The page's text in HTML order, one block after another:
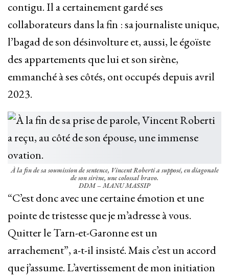
contigu. Il a certainement gardé ses
collaborateurs dans la fin : sa journaliste unique,
l’bagad de son désinvolture et, aussi, le égoïste
des appartements que lui et son sirène,
emmanché à ses côtés, ont occupés depuis avril
2023.
À la fin de sa soumission de sentence, Vincent Roberti a supposé, en diagonale
de son sirène, une colossal bravo.
DDM – MANU MASSIP
“C’est donc avec une certaine émotion et une
pointe de tristesse que je m’adresse à vous.
Quitter le Tarn-et-Garonne est un
arrachement”, a-t-il insisté. Mais c’est un accord
que j’assume. L’avertissement de mon initiation